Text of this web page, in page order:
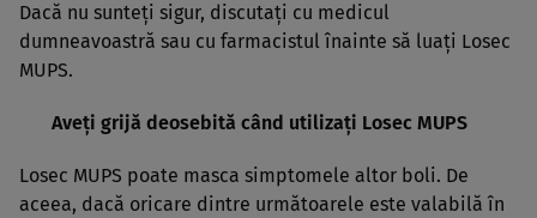
Dacă nu sunteţi sigur, discutaţi cu medicul
dumneavoastră sau cu farmacistul înainte să luaţi Losec
MUPS.
Aveţi grijă deosebită când utilizaţi Losec MUPS
Losec MUPS poate masca simptomele altor boli. De
aceea, dacă oricare dintre următoarele este valabilă în